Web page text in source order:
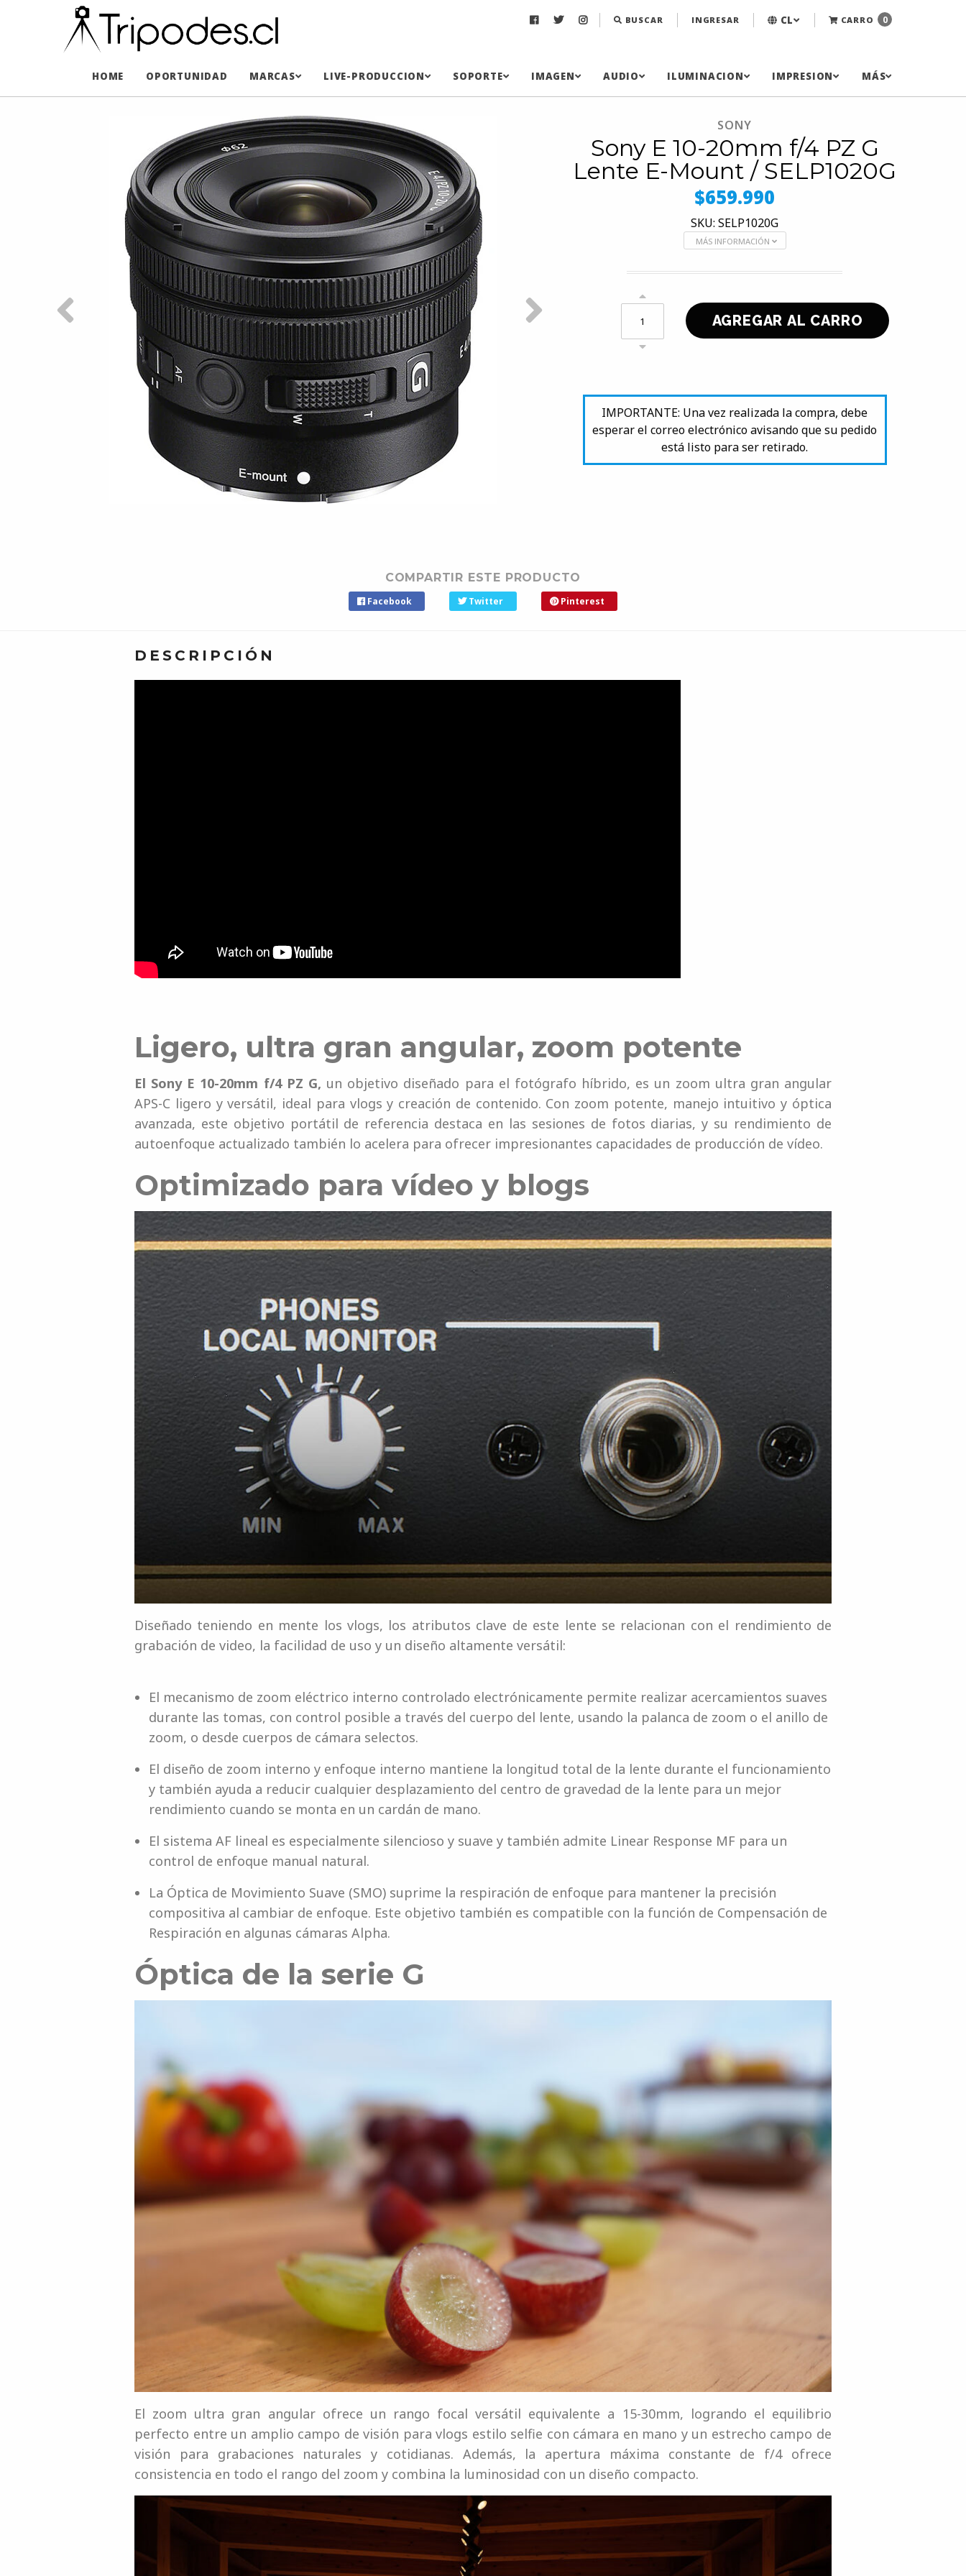
BUSCAR INGRESAR CL CARRO 0
HOME OPORTUNIDAD MARCAS LIVE-PRODUCCION SOPORTE IMAGEN AUDIO ILUMINACION IMPRESION MÁS
SONY
Sony E 10-20mm f/4 PZ G
Lente E-Mount / SELP1020G
$659.990
SKU: SELP1020G
MÁS INFORMACIÓN
IMPORTANTE: Una vez realizada la compra, debe
esperar el correo electrónico avisando que su pedido
está listo para ser retirado.
COMPARTIR ESTE PRODUCTO
Facebook Twitter Pinterest
DESCRIPCIÓN
Ligero, ultra gran angular, zoom potente
El Sony E 10-20mm f/4 PZ G, un objetivo diseñado para el fotógrafo híbrido, es un zoom ultra gran angular
APS-C ligero y versátil, ideal para vlogs y creación de contenido. Con zoom potente, manejo intuitivo y óptica
avanzada, este objetivo portátil de referencia destaca en las sesiones de fotos diarias, y su rendimiento de
autoenfoque actualizado también lo acelera para ofrecer impresionantes capacidades de producción de vídeo.
Optimizado para vídeo y blogs
Diseñado teniendo en mente los vlogs, los atributos clave de este lente se relacionan con el rendimiento de
grabación de video, la facilidad de uso y un diseño altamente versátil:
El mecanismo de zoom eléctrico interno controlado electrónicamente permite realizar acercamientos suaves
durante las tomas, con control posible a través del cuerpo del lente, usando la palanca de zoom o el anillo de
zoom, o desde cuerpos de cámara selectos.
El diseño de zoom interno y enfoque interno mantiene la longitud total de la lente durante el funcionamiento
y también ayuda a reducir cualquier desplazamiento del centro de gravedad de la lente para un mejor
rendimiento cuando se monta en un cardán de mano.
El sistema AF lineal es especialmente silencioso y suave y también admite Linear Response MF para un
control de enfoque manual natural.
La Óptica de Movimiento Suave (SMO) suprime la respiración de enfoque para mantener la precisión
compositiva al cambiar de enfoque. Este objetivo también es compatible con la función de Compensación de
Respiración en algunas cámaras Alpha.
Óptica de la serie G
El zoom ultra gran angular ofrece un rango focal versátil equivalente a 15-30mm, logrando el equilibrio
perfecto entre un amplio campo de visión para vlogs estilo selfie con cámara en mano y un estrecho campo de
visión para grabaciones naturales y cotidianas. Además, la apertura máxima constante de f/4 ofrece
consistencia en todo el rango del zoom y combina la luminosidad con un diseño compacto.